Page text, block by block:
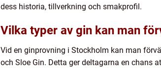
dess historia, tillverkning och smakprofil.
Vilka typer av gin kan man
Vid en ginprovning i Stockholm kan man
och Sloe Gin. Detta ger deltagarna en chans